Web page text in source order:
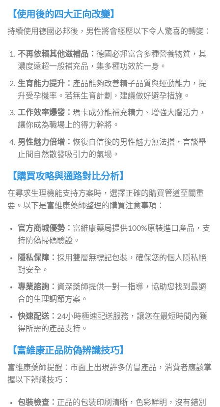
【使用後的四大正向改變】
持續使用德國必邦後，男性將會經歷以下令人驚喜的轉變：
不再依賴其他滋補品： 德國必邦富含多種營養物質，其
濃度遠超一般補充品，集多種功效於一身。
生育能力提升： 產品能夠改善精子品質與運動能力，提
升受孕機率。若無生育計劃，建議做好避孕措施。
工作效率爆發： 瑪卡成分能補充精力、增強大腦活力，
讓你成為職場上的得力幹將。
男性魅力倍增： 恢復自信後的男性魅力無法擋，言談舉
止間自然散發吸引力的氣場。
【購買攻略與通路對比分析】
在尋求生理機能支持方案時，選擇正確的購買管道至關重
要。以下是富維康藥師整理的購買注意事項：
官方商城優勢： 富維康藥局提供100%原裝進口產品，支
持防偽掃碼驗證。
隱私保障： 採用雙層無標記包裝，確保您的個人隱私絕
對安全。
專業諮詢： 資深藥師提供一對一指導，協助您找到最適
合的生理調節方案。
快速配送： 24小時極速配送服務，讓您在最短時間內獲
得所需的產品支持。
【富維康正品防偽辨識技巧】
富維康藥師提醒：市面上出現許多仿冒產品，消費者應該掌
握以下辨識技巧：
包裝檢查： 正品的包裝印刷清晰，色彩鮮明，沒有錯別